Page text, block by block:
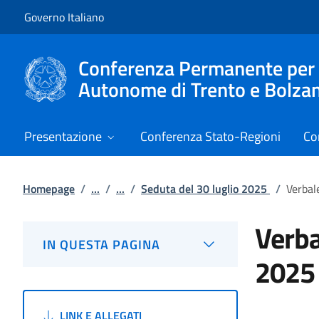
Governo Italiano
Conferenza Permanente
Autonome di Trento e
Presentazione Conferenza Stato-Regioni
Homepage / ... / ... / Seduta del 30 luglio 2025 /
IN QUESTA PAGINA
LINK E ALLEGATI
2025